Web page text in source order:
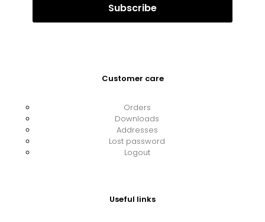
Customer care
Orders
Downloads
Addresses
Lost password
Logout
Useful links